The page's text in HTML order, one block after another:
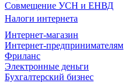
Совмещение УСН и ЕНВД
Налоги интернета
Интернет-магазин
Интернет-предпринимателям
Фриланс
Электронные деньги
Бухгалтерский бизнес